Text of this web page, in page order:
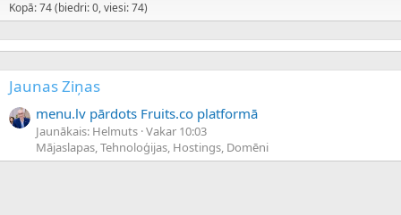
Kopā: 74 (biedri: 0, viesi: 74)
Jaunas Ziņas
menu.lv pārdots Fruits.co platformā
Jaunākais: Helmuts Vakar 10:03
Mājaslapas, Tehnoloģijas, Hostings, Domēni